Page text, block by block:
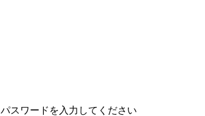
パスワードを入力してください